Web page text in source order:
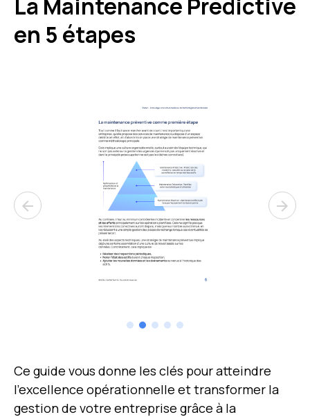
La Maintenance Prédictive
en 5 étapes
arrow_back arrow_forward
Ce guide vous donne les clés pour atteindre
l'excellence opérationnelle et transformer la
gestion de votre entreprise grâce à la